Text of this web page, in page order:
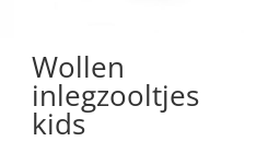
Wollen
inlegzooltjes
kids